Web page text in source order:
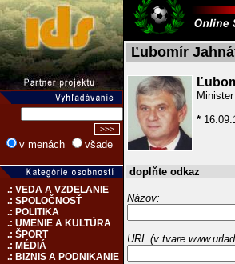
v menách všade
.: VEDA A VZDELANIE
.: SPOLOČNOSŤ
.: POLITIKA
.: UMENIE A KULTÚRA
.: ŠPORT
.: MÉDIÁ
.: BIZNIS A PODNIKANIE
Ľubomír
*
doplňte odkaz
Názov:
URL (v tvare